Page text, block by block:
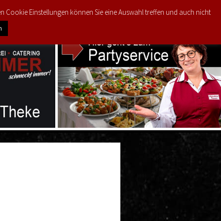
MEIN KONTO €0,00 0
Cookie Einstellungen können Sie eine Auswahl treffen und auch nicht